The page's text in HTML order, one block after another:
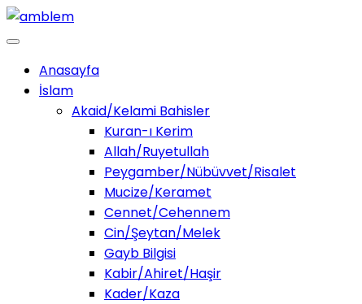
Anasayfa
İslam
Akaid/Kelami Bahisler
Kuran-ı Kerim
Allah/Ruyetullah
Peygamber/Nübüvvet/Risalet
Mucize/Keramet
Cennet/Cehennem
Cin/Şeytan/Melek
Gayb Bilgisi
Kabir/Ahiret/Haşir
Kader/Kaza